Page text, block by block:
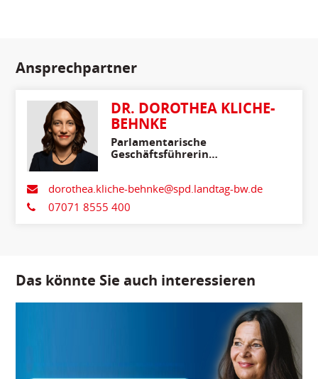
Ansprechpartner
DR. DOROTHEA KLICHE-
BEHNKE
Parlamentarische
Geschäftsführerin
dorothea.kliche-behnke@spd.landtag-bw.de
07071 8555 400
Das könnte Sie auch interessieren